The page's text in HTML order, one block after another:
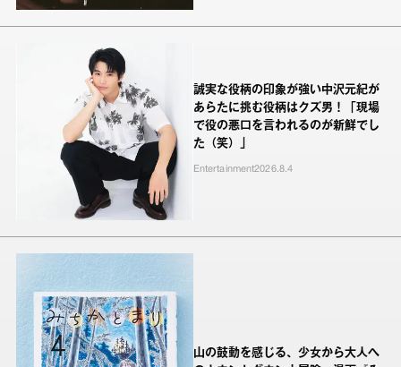
誠実な役柄の印象が強い中沢元紀が
あらたに挑む役柄はクズ男！「現場
で役の悪口を言われるのが新鮮でし
た（笑）」
Entertainment2026.8.4
山の鼓動を感じる、少女から大人へ